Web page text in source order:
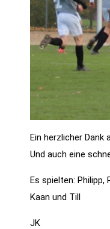
Ein herzlicher
Und auch eine
Es spielten: Philipp,
Kaan und Till
JK